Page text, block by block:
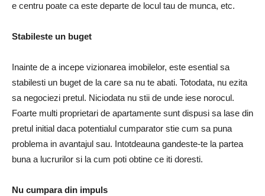
e centru poate ca este departe de locul tau de munca, etc.
Stabileste un buget
Inainte de a incepe vizionarea imobilelor, este esential sa
stabilesti un buget de la care sa nu te abati. Totodata, nu ezita
sa negociezi pretul. Niciodata nu stii de unde iese norocul.
Foarte multi proprietari de apartamente sunt dispusi sa lase din
pretul initial daca potentialul cumparator stie cum sa puna
problema in avantajul sau. Intotdeauna gandeste-te la partea
buna a lucrurilor si la cum poti obtine ce iti doresti.
Nu cumpara din impuls